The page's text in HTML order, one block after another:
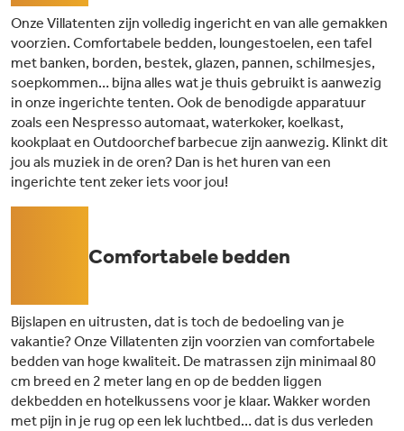
Onze Villatenten zijn volledig ingericht en van alle gemakken
voorzien. Comfortabele bedden, loungestoelen, een tafel
met banken, borden, bestek, glazen, pannen, schilmesjes,
soepkommen… bijna alles wat je thuis gebruikt is aanwezig
in onze ingerichte tenten. Ook de benodigde apparatuur
zoals een Nespresso automaat, waterkoker, koelkast,
kookplaat en Outdoorchef barbecue zijn aanwezig. Klinkt dit
jou als muziek in de oren? Dan is het huren van een
ingerichte tent zeker iets voor jou!
Comfortabele bedden
Bijslapen en uitrusten, dat is toch de bedoeling van je
vakantie? Onze Villatenten zijn voorzien van comfortabele
bedden van hoge kwaliteit. De matrassen zijn minimaal 80
cm breed en 2 meter lang en op de bedden liggen
dekbedden en hotelkussens voor je klaar. Wakker worden
met pijn in je rug op een lek luchtbed… dat is dus verleden